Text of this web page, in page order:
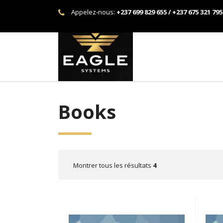
Appelez-nous: +237 699 829 655 / +237 675 321 795
Books
Montrer tous les résultats 4